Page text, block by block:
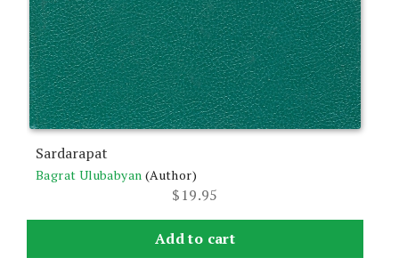
Sardarapat
Bagrat Ulubabyan (Author)
$19.95
Add to cart